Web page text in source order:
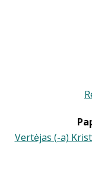
Vertėjas (-a)